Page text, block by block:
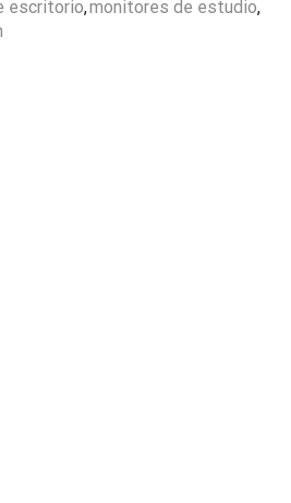
escritorio,monitores de estudio,